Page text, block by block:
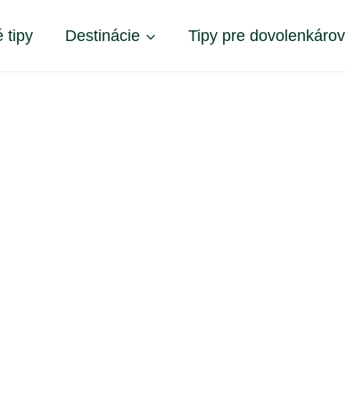
tipy Destinácie Tipy pre dovolenkárov